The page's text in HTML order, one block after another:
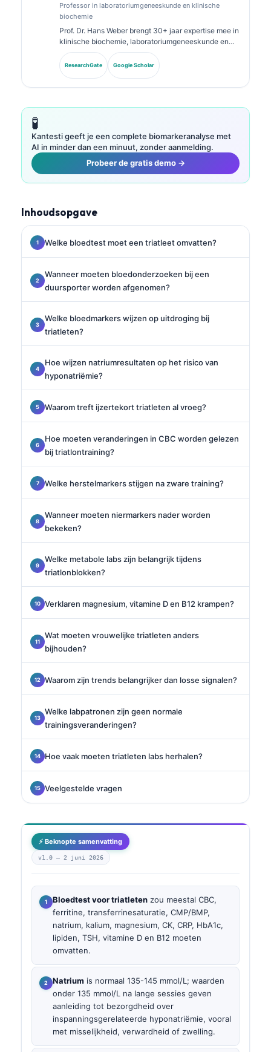
Professor in laboratoriumgeneeskunde en klinische
biochemie
Prof. Dr. Hans Weber brengt 30+ jaar expertise mee in
klinische biochemie, laboratoriumgeneeskunde en
biomarkeronderzoek. Voormalig president van de
Duitse Vereniging voor Klinische Chemie, hij is
gespecialiseerd in analyse van diagnostische panels,
ResearchGate Google Scholar
🧪
Kantesti geeft je een complete biomarkeranalyse met
AI in minder dan een minuut, zonder aanmelding.
Probeer de gratis demo →
Inhoudsopgave
Welke bloedtest moet een triatleet omvatten?
Wanneer moeten bloedonderzoeken bij een
duursporter worden afgenomen?
Welke bloedmarkers wijzen op uitdroging bij
triatleten?
Hoe wijzen natriumresultaten op het risico van
hyponatriëmie?
Waarom treft ijzertekort triatleten al vroeg?
Hoe moeten veranderingen in CBC worden gelezen
bij triatlontraining?
Welke herstelmarkers stijgen na zware training?
Wanneer moeten niermarkers nader worden
bekeken?
Welke metabole labs zijn belangrijk tijdens
triatlonblokken?
Verklaren magnesium, vitamine D en B12 krampen?
Wat moeten vrouwelijke triatleten anders
bijhouden?
Waarom zijn trends belangrijker dan losse signalen?
Welke labpatronen zijn geen normale
trainingsveranderingen?
Hoe vaak moeten triatleten labs herhalen?
Veelgestelde vragen
⚡ Beknopte samenvatting
v1.0 — 2 juni 2026
Bloedtest voor triatleten zou meestal CBC,
ferritine, transferrinesaturatie, CMP/BMP,
natrium, kalium, magnesium, CK, CRP, HbA1c,
lipiden, TSH, vitamine D en B12 moeten
omvatten.
Natrium is normaal 135-145 mmol/L; waarden
onder 135 mmol/L na lange sessies geven
aanleiding tot bezorgdheid over
inspanningsgerelateerde hyponatriëmie, vooral
met misselijkheid, verwardheid of zwelling.